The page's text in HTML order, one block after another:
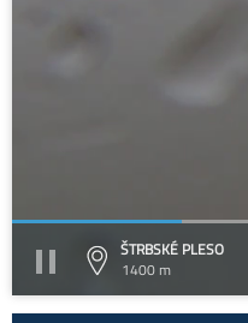
ŠTRBSKÉ PLESO
1400 m